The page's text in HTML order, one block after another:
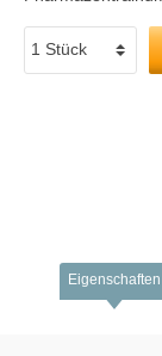
Eigenschaften